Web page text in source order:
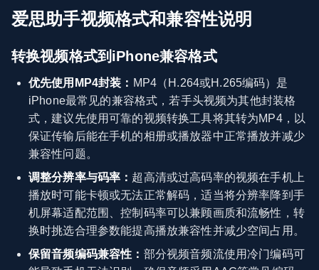
爱思助手视频格式和兼容性说明
转换视频格式到iPhone兼容格式
优先使用MP4封装： MP4（H.264或H.265编码）是
iPhone最常见的兼容格式，若手头视频为其他封装格
式，建议先使用可靠的视频转换工具将其转为MP4，以
保证传输后能在手机的相册或播放器中正常播放并减少
兼容性问题。
调整分辨率与码率： 超高清或过高码率的视频在手机上
播放时可能卡顿或无法正常解码，适当将分辨率降到手
机屏幕适配范围、控制码率可以兼顾画质和流畅性，转
换时挑选合理参数能提高播放兼容性并减少空间占用。
保留音频编码兼容性： 部分视频音频流使用冷门编码可